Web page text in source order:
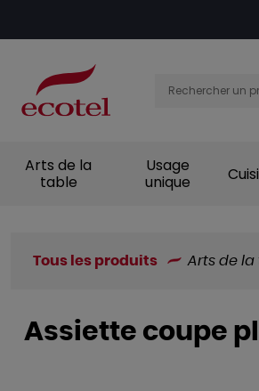
Arts de la
table
Usage
unique
Tous les produits Arts de la
Assiette coupe